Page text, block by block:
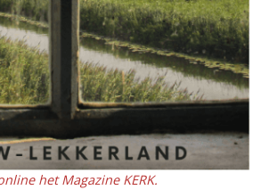
het Magazine KERK.